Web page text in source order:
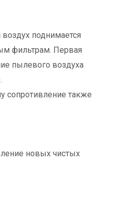
поднимается
фильтрам. Первая
пылевого воздуха
сопротивление также
новых чистых